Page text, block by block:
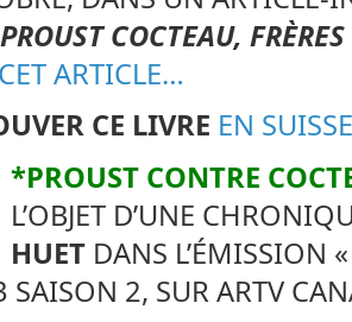
PROUST COCTEAU,
ARTICLE…
CE LIVRE EN SUISSE
*PROUST CONTRE
L’OBJET D’UNE
HUET DANS L’ÉMISSION
SAISON 2, SUR ARTV